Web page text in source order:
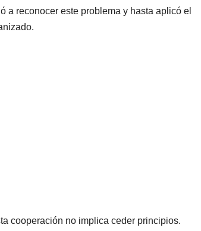
a reconocer este problema y hasta aplicó el
cooperación no implica ceder principios.